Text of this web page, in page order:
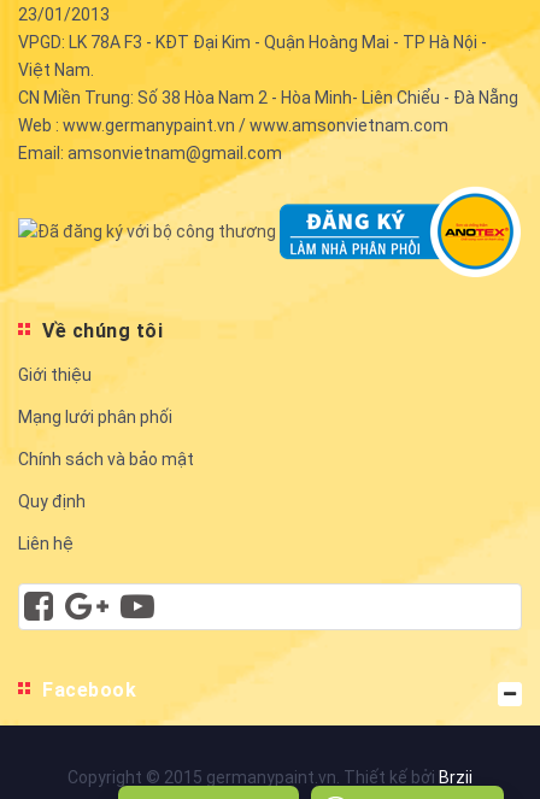
23/01/2013
VPGD: LK 78A F3 - KĐT Đại Kim - Quận Hoàng Mai - TP Hà Nội -
Việt Nam.
CN Miền Trung: Số 38 Hòa Nam 2 - Hòa Minh- Liên Chiểu - Đà Nẵng
Web : www.germanypaint.vn / www.amsonvietnam.com
Email: amsonvietnam@gmail.com
Về chúng tôi
Giới thiệu
Mạng lưới phân phối
Chính sách và bảo mật
Quy định
Liên hệ
Facebook
Copyright © 2015 germanypaint.vn. Thiết kế bởi Brzii